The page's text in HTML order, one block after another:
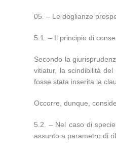
– Le doglianze
5.1. – Il principio di
Secondo la
vitiatur, la scindibilità
fosse stata inserita la
Occorre, dunque,
5.2. – Nel caso di
assunto a parametro di